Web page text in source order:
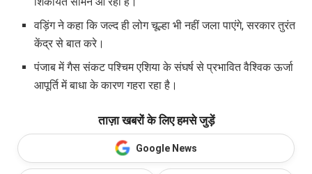
वड़िंग ने कहा कि जल्द ही लोग चूल्हा भी नहीं जला पाएंगे, सरकार तुरंत
केंद्र से बात करे।
पंजाब में गैस संकट पश्चिम एशिया के संघर्ष से प्रभावित वैश्विक ऊर्जा
आपूर्ति में बाधा के कारण गहरा रहा है।
ताज़ा खबरों के लिए हमसे जुड़ें
Google News